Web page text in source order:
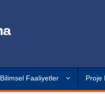
Bilimsel Faaliyetler Proje